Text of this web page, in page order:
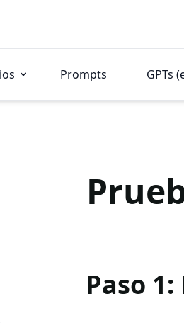
Prompts GPTs
Paso